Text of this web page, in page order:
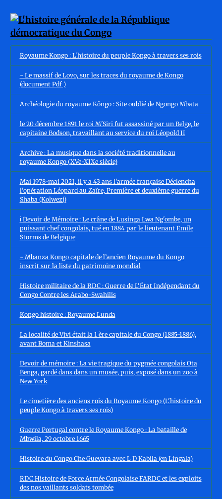
Royaume Kongo : L'histoire du peuple Kongo à travers ses rois
- Le massif de Lovo, sur les traces du royaume de Kongo
(document Pdf )
Archéologie du royaume Kôngo : Site oublié de Ngongo Mbata
le 20 décembre 1891 le roi M'Siri fut assassiné par un Belge, le
capitaine Bodson, travaillant au service du roi Léopold II
Archive : La musique dans la société traditionnelle au
royaume Kongo (XVe-XIXe siècle)
Mai 1978-mai 2021, il y a 43 ans l'armée française Déclencha
l'opération Léopard au Zaïre, Première et deuxième guerre du
Shaba (Kolwezi)
ℹ️ Devoir de Mémoire : Le crâne de Lusinga Lwa Ng'ombe, un
puissant chef congolais, tué en 1884 par le lieutenant Emile
Storms de Belgique
- Mbanza Kongo capitale de l’ancien Royaume du Kongo
inscrit sur la liste du patrimoine mondial
Histoire militaire de la RDC : Guerre de L'État Indépendant du
Congo Contre les Arabo-Swahilis
Kongo histoire : Royaume Lunda
La localité de Vivi était la 1 ère capitale du Congo (1885-1886),
avant Boma et Kinshasa
Devoir de mémoire : La vie tragique du pygmée congolais Ota
Benga, gardé dans dans un musée, puis, exposé dans un zoo à
New York
Le cimetière des anciens rois du Royaume Kongo (L'histoire du
peuple Kongo à travers ses rois)
Guerre Portugal contre le Royaume Kongo : La bataille de
Mbwila, 29 octobre 1665
Histoire du Congo Che Guevara avec L D Kabila (en Lingala)
RDC Histoire de Force Armée Congolaise FARDC et les exploits
des nos vaillants soldats tombée